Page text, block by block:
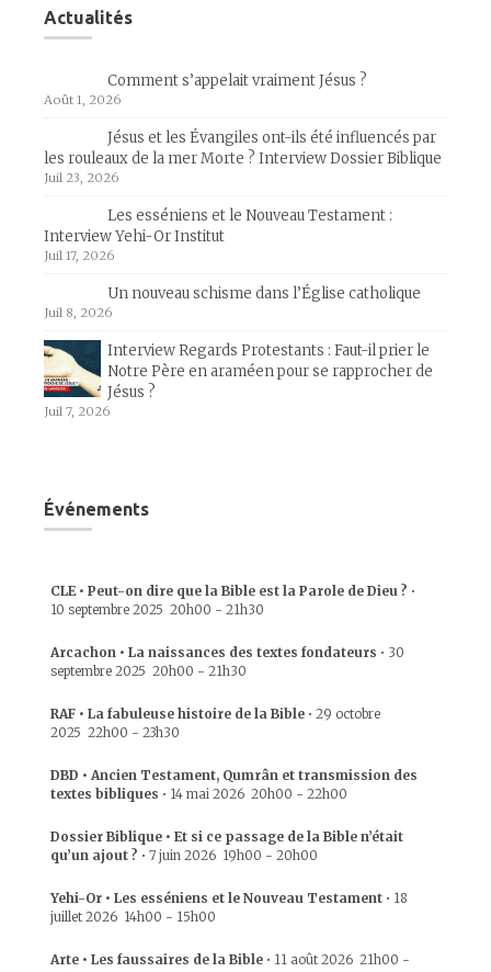
Actualités
Comment s’appelait vraiment Jésus ?
Août 1, 2026
Jésus et les Évangiles ont-ils été influencés par
les rouleaux de la mer Morte ? Interview Dossier Biblique
Juil 23, 2026
Les esséniens et le Nouveau Testament :
Interview Yehi-Or Institut
Juil 17, 2026
Un nouveau schisme dans l’Église catholique
Juil 8, 2026
Interview Regards Protestants : Faut-il prier le
Notre Père en araméen pour se rapprocher de
Jésus ?
Juil 7, 2026
Événements
CLE • Peut-on dire que la Bible est la Parole de Dieu ? •
10 septembre 2025 20h00 - 21h30
Arcachon • La naissances des textes fondateurs • 30
septembre 2025 20h00 - 21h30
RAF • La fabuleuse histoire de la Bible • 29 octobre
2025 22h00 - 23h30
DBD • Ancien Testament, Qumrân et transmission des
textes bibliques • 14 mai 2026 20h00 - 22h00
Dossier Biblique • Et si ce passage de la Bible n’était
qu’un ajout ? • 7 juin 2026 19h00 - 20h00
Yehi-Or • Les esséniens et le Nouveau Testament • 18
juillet 2026 14h00 - 15h00
Arte • Les faussaires de la Bible • 11 août 2026 21h00 -